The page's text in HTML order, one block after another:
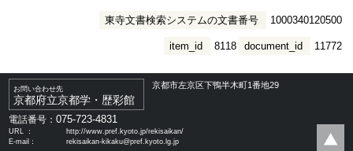
東寺文書検索システムの文書番号 1000340120500
document_id 11772
item_id 8118
お問い合わせ先
京都府立京都学・歴彩館
京都市左京区下鴨半木町1番地29
電話番号：075-723-4831
URL ：
http://www.pref.kyoto.jp/rekisaikan/
E-mail：
rekisaikan-kikaku@pref.kyoto.lg.jp